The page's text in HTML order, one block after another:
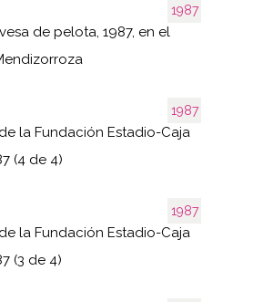
1987
de pelota, 1987, en el
1987
la Fundación Estadio-Caja
(4 de 4)
1987
la Fundación Estadio-Caja
(3 de 4)